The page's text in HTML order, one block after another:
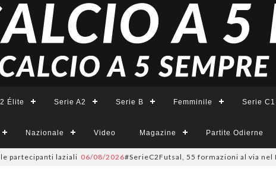
Élite Serie A2 Serie B Femminile Serie C1
Nazionale Video Magazine Partite Odierne
laziali 06/08/2026#SerieC2Futsal, 55 formazioni al via nel Lazio: